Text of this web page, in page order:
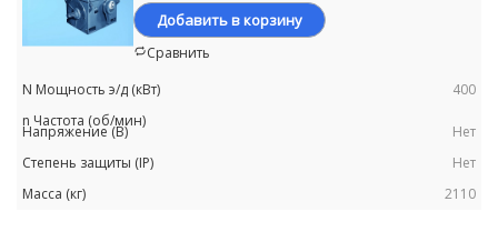
Добавить в корзину
Сравнить
400
Нет
Нет
2110